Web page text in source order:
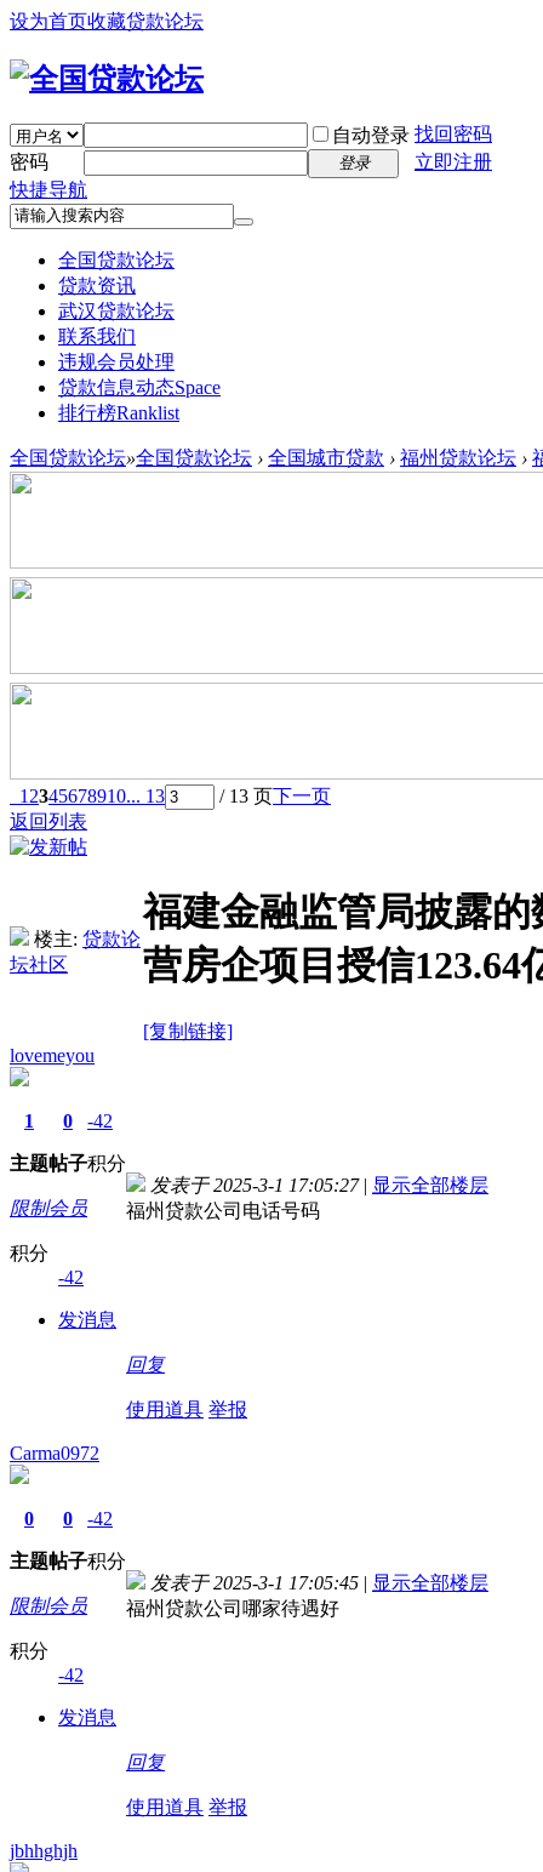
设为首页收藏贷款论坛
自动登录 找回密码
密码
登录
立即注册
快捷导航
全国贷款论坛
贷款资讯
武汉贷款论坛
联系我们
违规会员处理
贷款信息动态Space
排行榜Ranklist
全国贷款论坛»全国贷款论坛 › 全国城市贷款 › 福州贷款论坛 ›
1 2345678910... 13 / 13 页下一页
返回列表
楼主: 贷款论
坛社区
福建金融监管局披露
营房企项目授信123.64
[复制链接]
lovemeyou
1
主题
0
帖子
-42
积分
限制会员
积分
-42
发消息
发表于 2025-3-1 17:05:27 | 显示全部楼层
福州贷款公司电话号码
回复
使用道具 举报
Carma0972
0
主题
0
帖子
-42
积分
限制会员
积分
-42
发消息
发表于 2025-3-1 17:05:45 | 显示全部楼层
福州贷款公司哪家待遇好
回复
使用道具 举报
jbhhghjh